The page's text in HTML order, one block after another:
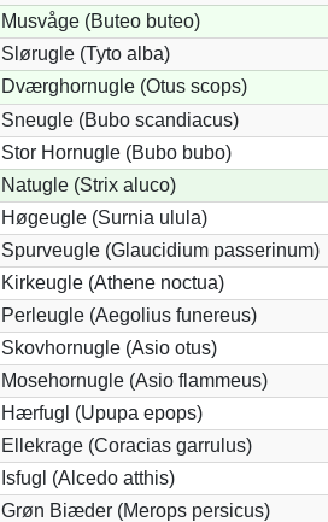
Musvåge (Buteo buteo)
Slørugle (Tyto alba)
Dværghornugle (Otus scops)
Sneugle (Bubo scandiacus)
Stor Hornugle (Bubo bubo)
Natugle (Strix aluco)
Høgeugle (Surnia ulula)
Spurveugle (Glaucidium passerinum)
Kirkeugle (Athene noctua)
Perleugle (Aegolius funereus)
Skovhornugle (Asio otus)
Mosehornugle (Asio flammeus)
Hærfugl (Upupa epops)
Ellekrage (Coracias garrulus)
Isfugl (Alcedo atthis)
Grøn Biæder (Merops persicus)